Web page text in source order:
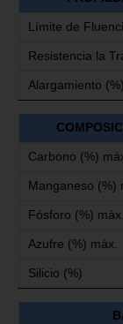
Límite de
Resistencia la
Alargamiento (%)
Carbono (%)
Manganeso (%)
Fósforo (%) máx.
Azufre (%) máx.
Silicio (%)